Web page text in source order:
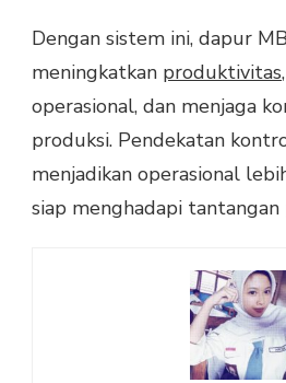
Dengan sistem ini, dapur
meningkatkan produktivitas
operasional, dan menjaga
produksi. Pendekatan
menjadikan operasional
siap menghadapi tantangan